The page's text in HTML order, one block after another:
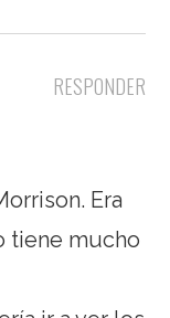
RESPONDER
Era
tiene mucho